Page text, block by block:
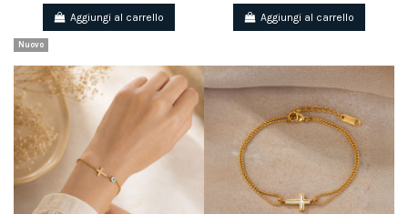
Aggiungi al carrello Aggiungi al carrello
Nuovo